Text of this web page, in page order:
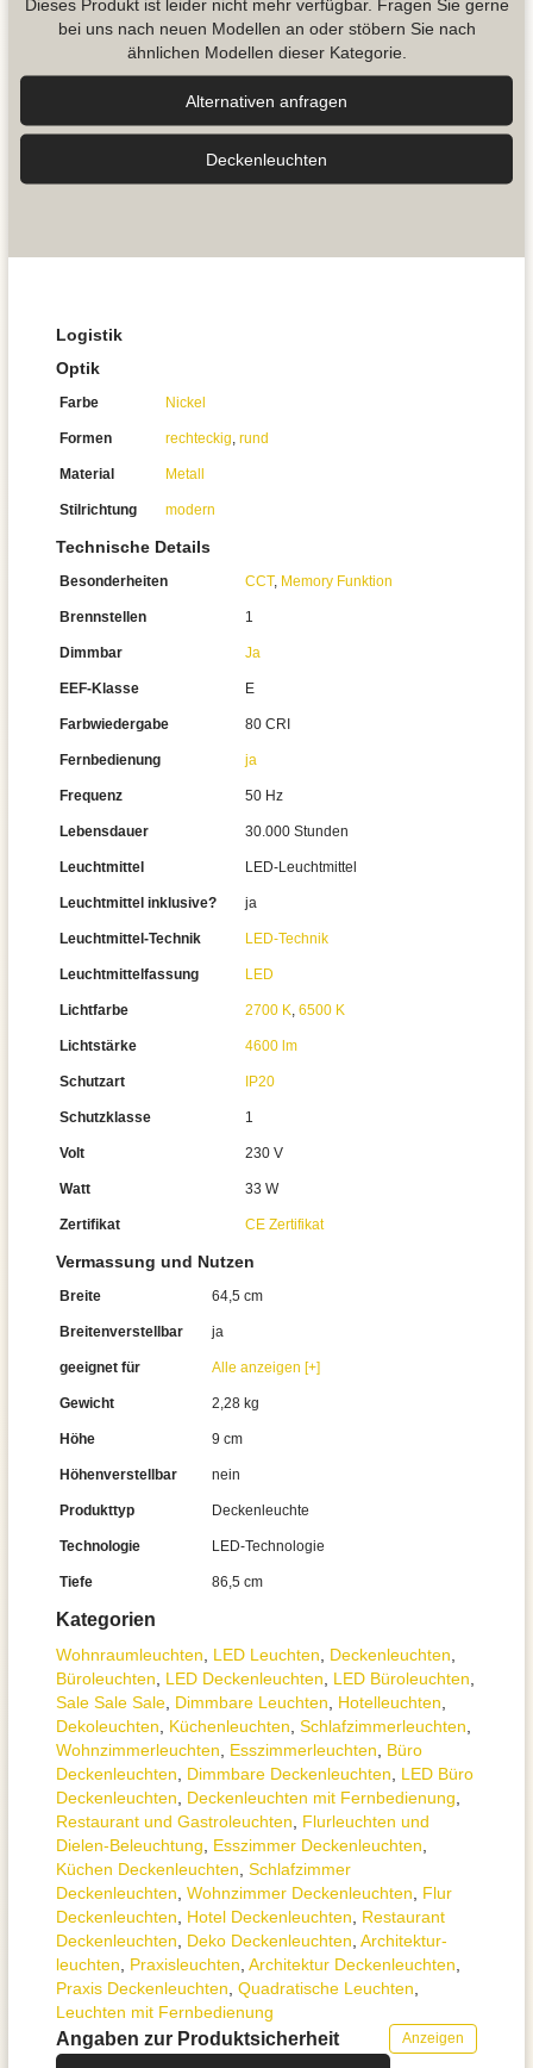
bei uns nach neuen Modellen an oder stöbern Sie nach
ähnlichen Modellen dieser Kategorie.
Alternativen anfragen
Decken­leuchten
Kategorien
Wohnraum­leuchten LED Leuchten Decken­leuchten
Büroleuchten
LED Deckenleuchten LED Büroleuchten
Sale Sale Sale Dimmbare Leuchten Hotelleuchten
Dekoleuchten
Küchenleuchten Schlafzimmer­leuchten
Wohnzimmer­leuchten
Esszimmer­­leuchten
Büro
Deckenleuchten
Dimmbare Deckenleuchten
LED Büro
Deckenleuchten
Deckenleuchten mit Fernbedienung
Restaurant und Gastroleuchten
Flurleuchten und
Dielen-Beleuchtung
Esszimmer Deckenleuchten
Küchen Deckenleuchten Schlafzimmer
Deckenleuchten Wohnzimmer Deckenleuchten
Flur
Deckenleuchten
Hotel Deckenleuchten
Restaurant
Deckenleuchten
Deko Deckenleuchten Architektur­
leuchten
Praxisleuchten Architektur Deckenleuchten
Praxis Deckenleuchten Quadratische Leuchten
Leuchten mit Fernbedienung
Angaben zur Produktsicherheit Anzeigen
Logistik
Optik
Farbe Nickel
Formen rechteckig, rund
Material Metall
Stilrichtung modern
Technische Details
Besonderheiten CCT, Memory Funktion
Brennstellen 1
Dimmbar Ja
EEF-Klasse E
Farbwiedergabe 80 CRI
Fernbedienung ja
Frequenz 50 Hz
Lebensdauer 30.000 Stunden
Leuchtmittel LED-Leuchtmittel
Leuchtmittel inklusive? ja
Leuchtmittel-Technik LED-Technik
Leuchtmittelfassung LED
Lichtfarbe 2700 K, 6500 K
Lichtstärke 4600 lm
Schutzart IP20
Schutzklasse 1
Volt 230 V
Watt 33 W
Zertifikat CE Zertifikat
Vermassung und Nutzen
Breite 64,5 cm
Breitenverstellbar ja
geeignet für Alle anzeigen [+]
Gewicht 2,28 kg
Höhe 9 cm
Höhenverstellbar nein
Produkttyp Deckenleuchte
Technologie LED-Technologie
Tiefe 86,5 cm